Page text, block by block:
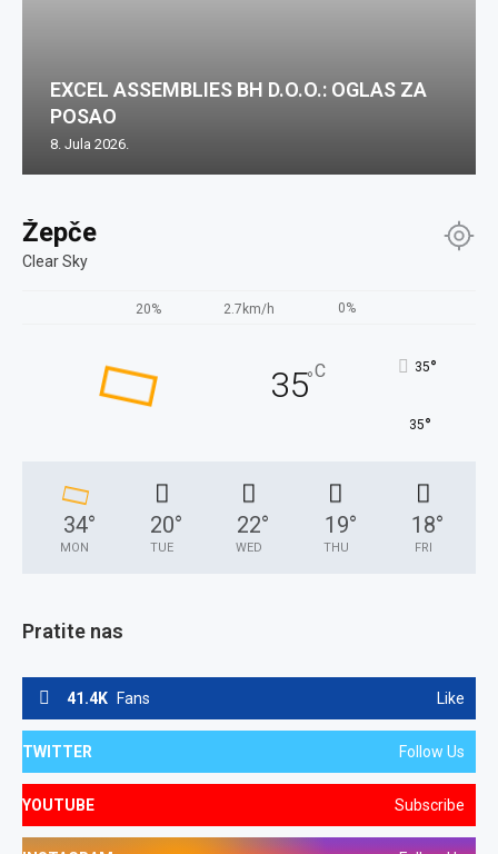
Žepče
Clear Sky
20% 2.7km/h 0%
35°C 35°
35°
34°
MON
20°
TUE
22°
WED
19°
THU
18°
FRI
Pratite nas
41.4K Fans Like
TWITTER Follow Us
YOUTUBE Subscribe
EXCEL ASSEMBLIES BH D.O.O.: OGLAS ZA
POSAO
8. Jula 2026.